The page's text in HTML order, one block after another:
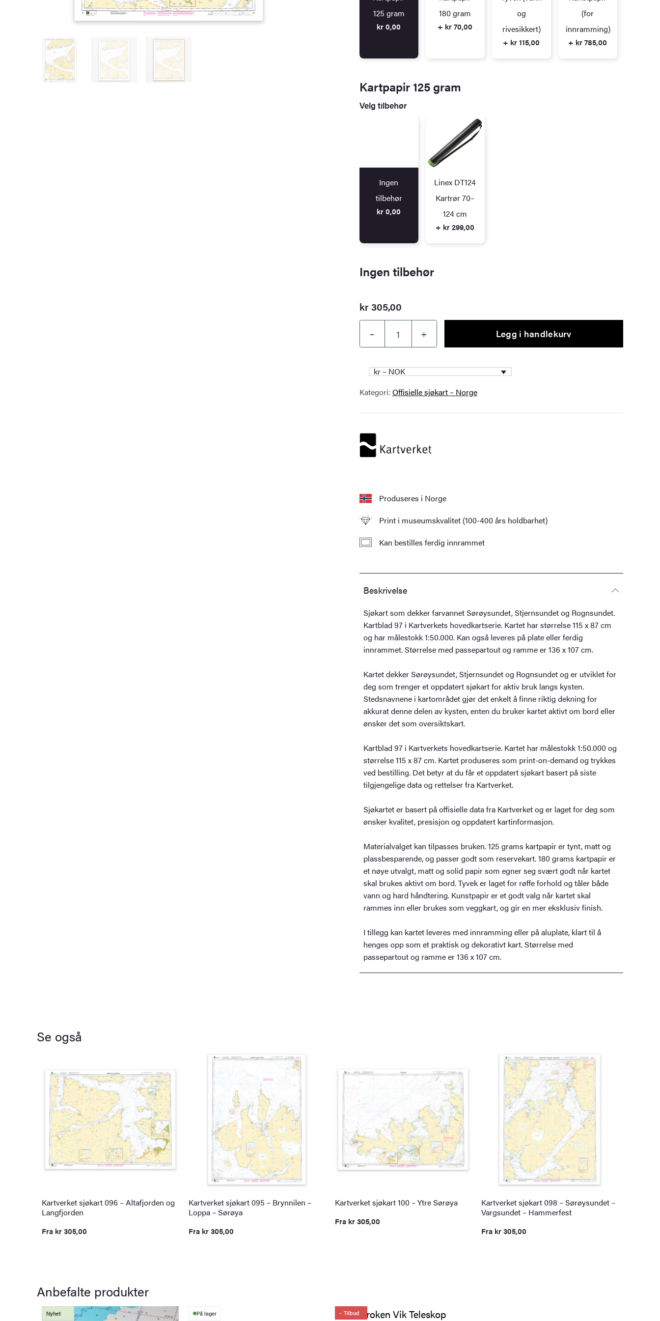
125 gram
kr0,00
180 gram
+ kr 70,00
og
rivesikkert)
+ kr 115,00
(for
innramming)
+ kr 785,00
Kartpapir 125 gram
Velg tilbehør
Ingen
tilbehør
kr0,00
Linex DT124
Kartrør 70–
124 cm
+ kr 299,00
Ingen tilbehør
kr305,00
–
Kartverket
097
–
og
Rognsundet
+ Legg i handlekurv
kr – NOK
Kategori: Offisielle sjøkart – Norge
Produseres i Norge
Print i museumskvalitet (100-400 års holdbarhet)
Kan bestilles ferdig innrammet
Beskrivelse
Sjøkart som dekker farvannet Sørøysundet, Stjernsundet og Rognsundet.
Kartblad 97 i Kartverkets hovedkartserie. Kartet har størrelse 115 x 87 cm
og har målestokk 1:50.000. Kan også leveres på plate eller ferdig
innrammet. Størrelse med passepartout og ramme er 136 x 107 cm.
Kartet dekker Sørøysundet, Stjernsundet og Rognsundet og er utviklet for
deg som trenger et oppdatert sjøkart for aktiv bruk langs kysten.
Stedsnavnene i kartområdet gjør det enkelt å finne riktig dekning for
akkurat denne delen av kysten, enten du bruker kartet aktivt om bord eller
ønsker det som oversiktskart.
Kartblad 97 i Kartverkets hovedkartserie. Kartet har målestokk 1:50.000 og
størrelse 115 x 87 cm. Kartet produseres som print-on-demand og trykkes
ved bestilling. Det betyr at du får et oppdatert sjøkart basert på siste
tilgjengelige data og rettelser fra Kartverket.
Sjøkartet er basert på offisielle data fra Kartverket og er laget for deg som
ønsker kvalitet, presisjon og oppdatert kartinformasjon.
Materialvalget kan tilpasses bruken. 125 grams kartpapir er tynt, matt og
plassbesparende, og passer godt som reservekart. 180 grams kartpapir er
et nøye utvalgt, matt og solid papir som egner seg svært godt når kartet
skal brukes aktivt om bord. Tyvek er laget for røffe forhold og tåler både
vann og hard håndtering. Kunstpapir er et godt valg når kartet skal
rammes inn eller brukes som veggkart, og gir en mer eksklusiv finish.
I tillegg kan kartet leveres med innramming eller på aluplate, klart til å
henges opp som et praktisk og dekorativt kart. Størrelse med
passepartout og ramme er 136 x 107 cm.
Se også
Kartverket sjøkart 096 – Altafjorden og
Langfjorden
Fra kr305,00
Kartverket sjøkart 095 – Brynnilen –
Loppa – Sørøya
Fra kr305,00
Kartverket sjøkart 100 – Ytre Sørøya
Fra kr305,00
Kartverket sjøkart 098 – Sørøysundet –
Vargsundet – Hammerfest
Fra kr305,00
Anbefalte produkter
Nyhet På lager Tilbud